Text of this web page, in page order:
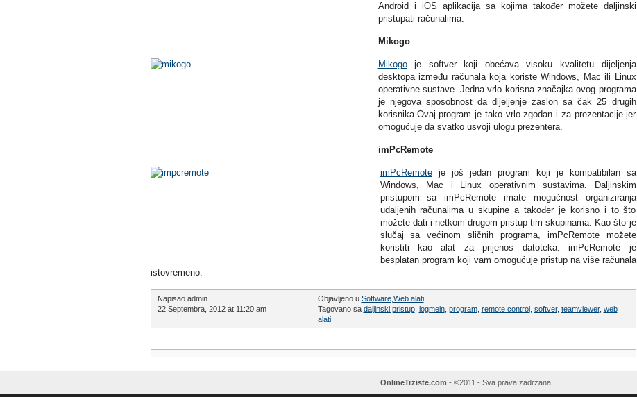
Android i iOS aplikacija sa kojima također možete daljinski
pristupati računalima.
Mikogo
Mikogoje softver koji obećava visoku kvalitetu dijeljenja
desktopa između računala koja koriste Windows, Mac ili Linux
operativne sustave. Jedna vrlo korisna značajka ovog programa
je njegova sposobnost da dijeljenje zaslon sa čak 25 drugih
korisnika.Ovaj program je tako vrlo zgodan i za prezentacije jer
omogućuje da svatko usvoji ulogu prezentera.
imPcRemote
imPcRemoteje još jedan program koji je kompatibilan sa
Windows, Mac i Linux operativnim sustavima. Daljinskim
pristupom sa imPcRemote imate mogućnost organiziranja
udaljenih računalima u skupine a također je korisno i to što
možete dati i netkom drugom pristup tim skupinama. Kao što je
slučaj sa većinom sličnih programa, imPcRemote možete
koristiti kao alat za prijenos datoteka. imPcRemote je
besplatan program koji vam omogućuje pristup na više računala
istovremeno.
Napisao admin
22 Septembra, 2012 at 11:20 am
Objavljeno u Software, Web alati
Tagovano sa daljinski pristup, logmein, program, remote control, softver, teamviewer, web
alati
OnlineTrziste.com - ©2011 - Sva prava zadrzana.